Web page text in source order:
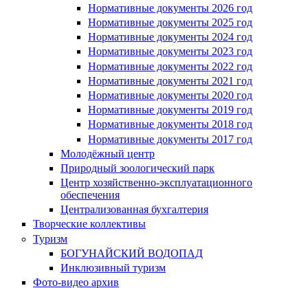
Нормативные документы 2026 год
Нормативные документы 2025 год
Нормативные документы 2024 год
Нормативные документы 2023 год
Нормативные документы 2022 год
Нормативные документы 2021 год
Нормативные документы 2020 год
Нормативные документы 2019 год
Нормативные документы 2018 год
Нормативные документы 2017 год
Молодёжный центр
Природный зоологический парк
Центр хозяйственно-эксплуатационного
обеспечения
Централизованная бухгалтерия
Творческие коллективы
Туризм
БОГУНАЙСКИЙ ВОДОПАД
Инклюзивный туризм
Фото-видео архив